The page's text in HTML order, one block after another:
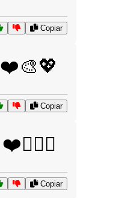
Copiar
❤️🎨💖
Copiar
❤️👩‍❤️‍👨
Copiar